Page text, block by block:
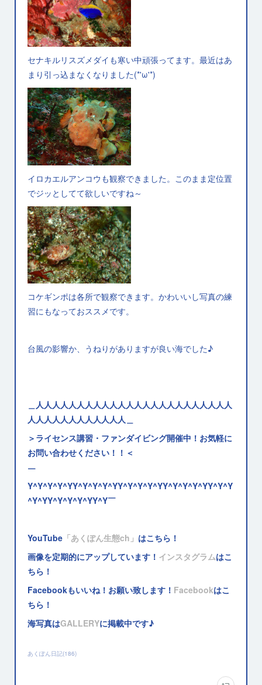
セナキルリスズメダイも寒い中頑張ってます。最近はあ
まり引っ込まなくなりました(*'ω'*)
イロカエルアンコウも観察できました。このまま定位置
でジッとしてて欲しいですね～
コケギンポは各所で観察できます。かわいいし写真の練
習にもなっておススメです。
台風の影響か、うねりがありますが良い海でした♪
＿人人人人人人人人人人人人人人人人人人人人人人人人
人人人人人人人人人人人人＿
＞ライセンス講習・ファンダイビング開催中！お気軽に
お問い合わせください！！＜
￣
Y^Y^Y^Y^YY^Y^Y^Y^YY^Y^Y^Y^YY^Y^Y^Y^YY^Y^Y
^Y^YY^Y^Y^Y^YY^Y￣
YouTube 「あくぽん生態ch」 はこちら！
画像を定期的にアップしています！ インスタグラムはこ
ちら！
Facebookもいいね！お願い致します！ Facebookはこ
ちら！
海写真はGALLERYに掲載中です♪
あくぽん日記(186)